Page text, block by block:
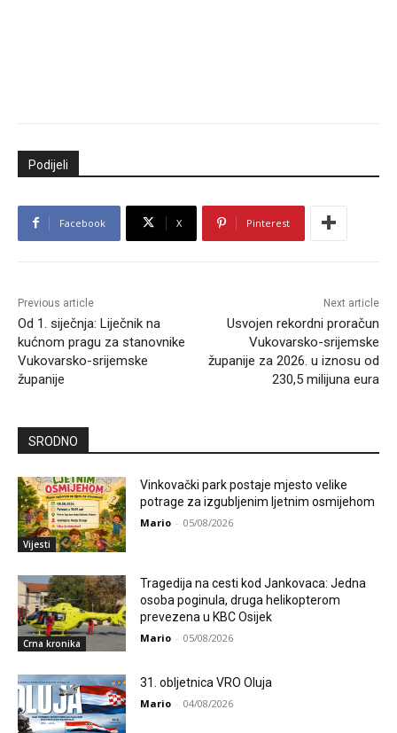
Podijeli
Facebook X Pinterest
Previous article
Od 1. siječnja: Liječnik na
kućnom pragu za stanovnike
Vukovarsko-srijemske
županije
Next article
Usvojen rekordni proračun
Vukovarsko-srijemske
županije za 2026. u iznosu od
230,5 milijuna eura
SRODNO
Vijesti
Vinkovački park postaje mjesto velike
potrage za izgubljenim ljetnim osmijehom
Mario - 05/08/2026
Crna kronika
Tragedija na cesti kod Jankovaca: Jedna
osoba poginula, druga helikopterom
prevezena u KBC Osijek
Mario - 05/08/2026
31. obljetnica VRO Oluja
Mario - 04/08/2026